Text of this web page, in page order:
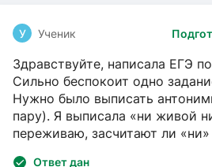
У Ученик
Здравствуйте, написала ЕГЭ
Сильно беспокоит одно
Нужно было выписать
пару). Я выписала «ни живой
переживаю, засчитают ли «ни»
Ответ дан